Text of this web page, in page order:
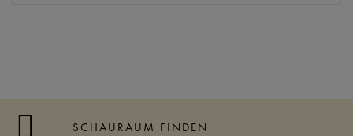
SCHAURAUM FINDEN